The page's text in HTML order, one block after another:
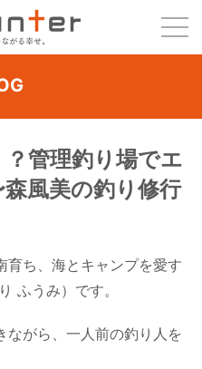
管理釣り場でエ
風美の釣り修行
育ち、海とキャンプを愛す
ふうみ）です。
ながら、一人前の釣り人を